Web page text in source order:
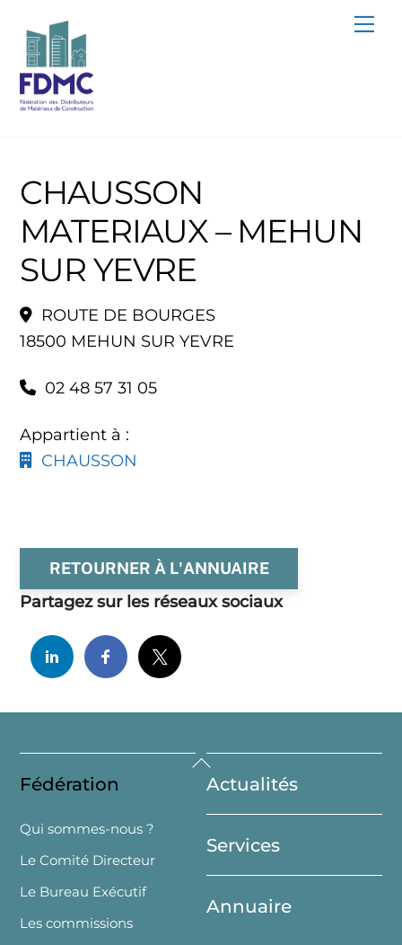
content
CHAUSSON
MATERIAUX – MEHUN
SUR YEVRE
ROUTE DE BOURGES
18500 MEHUN SUR YEVRE
02 48 57 31 05
Appartient à :
CHAUSSON
RETOURNER À L'ANNUAIRE
Partagez sur les réseaux sociaux
Back
To
Top
Fédération
Qui sommes-nous ?
Le Comité Directeur
Le Bureau Exécutif
Les commissions
Actualités
Services
Annuaire